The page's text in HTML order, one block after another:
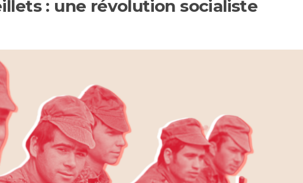
: une révolution socialiste